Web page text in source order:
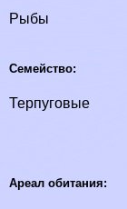
Рыбы
Семейство:
Терпуговые
Ареал обитания: